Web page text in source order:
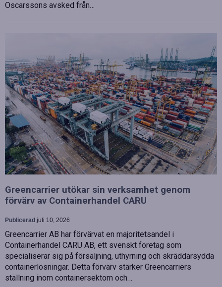
Oscarssons avsked från…
Greencarrier utökar sin verksamhet genom
förvärv av Containerhandel CARU
Publicerad juli 10, 2026
Greencarrier AB har förvärvat en majoritetsandel i
Containerhandel CARU AB, ett svenskt företag som
specialiserar sig på försäljning, uthyrning och skräddarsydda
containerlösningar. Detta förvärv stärker Greencarriers
ställning inom containersektorn och…